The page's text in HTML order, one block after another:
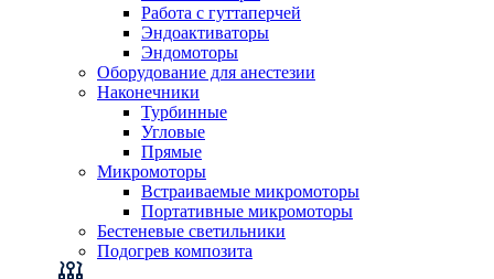
Работа с гуттаперчей
Эндоактиваторы
Эндомоторы
Оборудование для анестезии
Наконечники
Турбинные
Угловые
Прямые
Микромоторы
Встраиваемые микромоторы
Портативные микромоторы
Бестеневые светильники
Подогрев композита